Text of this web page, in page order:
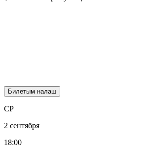
Билетым налаш
СР
2 сентября
18:00